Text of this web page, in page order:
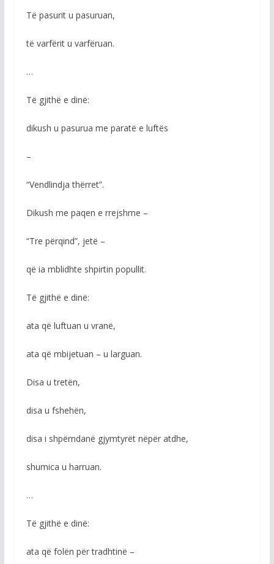
Të pasurit u pasuruan,
të varfërit u varfëruan.
…
Të gjithë e dinë:
dikush u pasurua me paratë e luftës
–
“Vendlindja thërret”.
Dikush me paqen e rrejshme –
“Tre përqind”, jetë –
që ia mblidhte shpirtin popullit.
Të gjithë e dinë:
ata që luftuan u vranë,
ata që mbijetuan – u larguan.
Disa u tretën,
disa u fshehën,
disa i shpërndanë gjymtyrët nëpër atdhe,
shumica u harruan.
…
Të gjithë e dinë:
ata që folën për tradhtinë –